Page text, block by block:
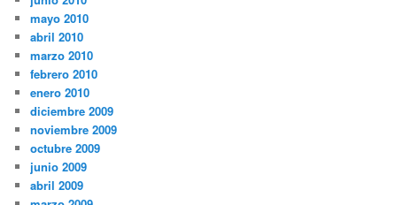
mayo 2010
abril 2010
marzo 2010
febrero 2010
enero 2010
diciembre 2009
noviembre 2009
octubre 2009
junio 2009
abril 2009